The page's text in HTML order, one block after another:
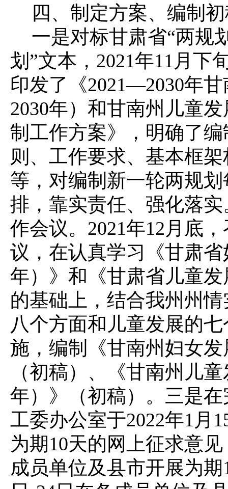
四、制定方案、编制
一是对标甘肃省“两规
划”文本，2021年11月下
印发了《2021—2030年
2030年）和甘南州儿童
制工作方案》，明确了
则、工作要求、基本框
等，对编制新一轮两规
排，靠实责任、强化落实
作会议。2021年12月底
议，在认真学习《甘肃省
年）》和《甘肃省儿童
的基础上，结合我州州
八个方面和儿童发展的
施，编制《甘南州妇女发
（初稿）、《甘南州儿
年）》（初稿）。 三是在
工委办公室于2022年1月
为期10天的网上征求意
成员单位及县市开展为